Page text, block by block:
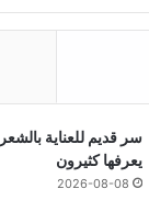
يعرفها كثيرون
2026-08-08